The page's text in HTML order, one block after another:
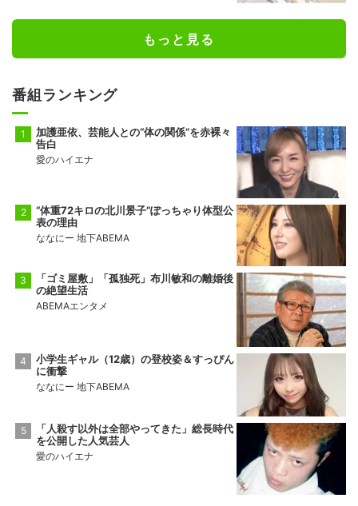
もっと見る
番組ランキング
加護亜依、芸能人との“体の関係”を赤裸々
告白
愛のハイエナ
“体重72キロの北川景子”ぽっちゃり体型公
表の理由
ななにー 地下ABEMA
「ゴミ屋敷」「孤独死」布川敏和の離婚後
の絶望生活
ABEMAエンタメ
小学生ギャル（12歳）の登校姿＆すっぴん
に衝撃
ななにー 地下ABEMA
「人殺す以外は全部やってきた」総長時代
を公開した人気芸人
愛のハイエナ